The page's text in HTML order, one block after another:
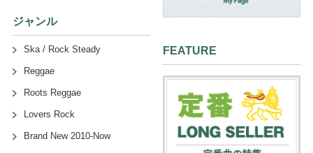
ジャンル
Ska / Rock Steady
Reggae
Roots Reggae
Lovers Rock
Brand New 2010-Now
FEATURE